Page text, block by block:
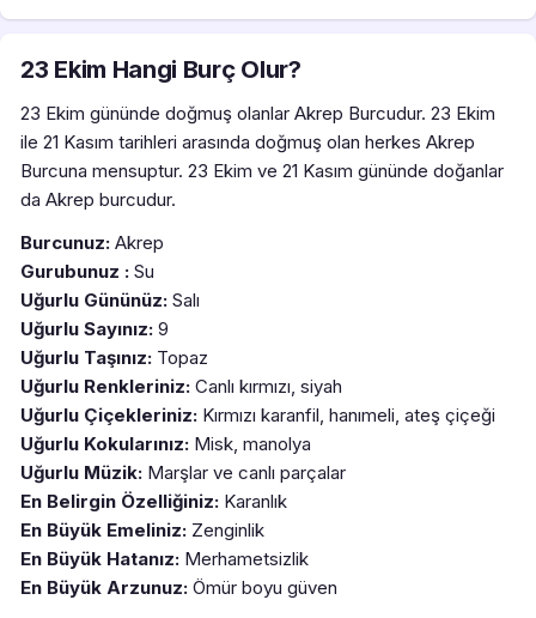
23 Ekim Hangi Burç Olur?
23 Ekim gününde doğmuş olanlar Akrep Burcudur. 23 Ekim
ile 21 Kasım tarihleri arasında doğmuş olan herkes Akrep
Burcuna mensuptur. 23 Ekim ve 21 Kasım gününde doğanlar
da Akrep burcudur.
Burcunuz: Akrep
Gurubunuz : Su
Uğurlu Gününüz: Salı
Uğurlu Sayınız: 9
Uğurlu Taşınız: Topaz
Uğurlu Renkleriniz: Canlı kırmızı, siyah
Uğurlu Çiçekleriniz: Kırmızı karanfil, hanımeli, ateş çiçeği
Uğurlu Kokularınız: Misk, manolya
Uğurlu Müzik: Marşlar ve canlı parçalar
En Belirgin Özelliğiniz: Karanlık
En Büyük Emeliniz: Zenginlik
En Büyük Hatanız: Merhametsizlik
En Büyük Arzunuz: Ömür boyu güven